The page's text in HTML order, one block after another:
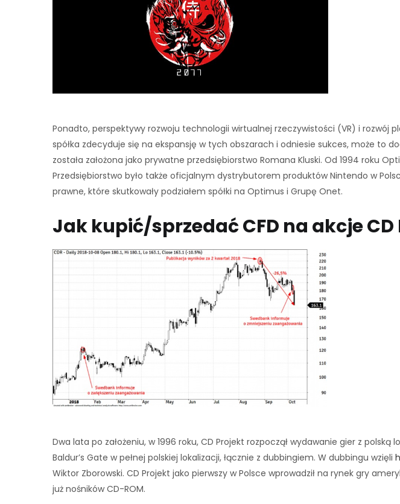
Ponadto, perspektywy rozwoju technologii wirtualnej rzeczywistości (VR) i rozwój
spółka zdecyduje się na ekspansję w tych obszarach i odniesie sukces, może to
została założona jako prywatne przedsiębiorstwo Romana Kluski. Od 1994 roku
Przedsiębiorstwo było także oficjalnym dystrybutorem produktów Nintendo w
prawne, które skutkowały podziałem spółki na Optimus i Grupę Onet.
Jak kupić/sprzedać CFD na akcje CD
Dwa lata po założeniu, w 1996 roku, CD Projekt rozpoczął wydawanie gier z
Baldur’s Gate w pełnej polskiej lokalizacji, łącznie z dubbingiem. W dubbingu wzięli
Wiktor Zborowski. CD Projekt jako pierwszy w Polsce wprowadził na rynek gry
już nośników CD-ROM.